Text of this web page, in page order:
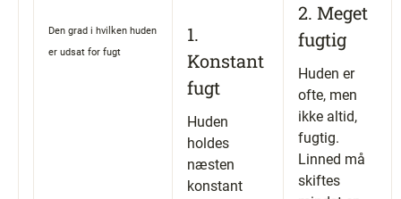
Den grad i hvilken huden
er udsat for fugt​
1.
Konstant
fugt
Huden
holdes
næsten
konstant
2. Meget
fugtig
Huden er
ofte, men
ikke altid,
fugtig.
Linned må
skiftes